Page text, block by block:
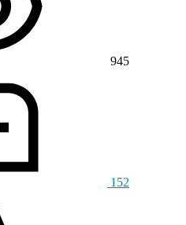
945
152